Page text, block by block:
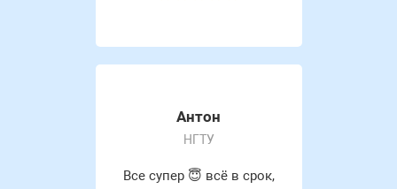
Антон
НГТУ
Все супер 😇 всё в срок,